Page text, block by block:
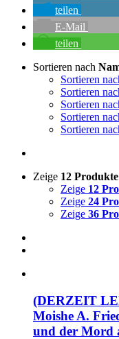
teilen
E-Mail
teilen
Sortieren nach
Sortieren
Sortieren
Sortieren
Sortieren
Sortieren
Zeige 12 Produkte
Zeige 12
Zeige 24
Zeige 36
(DERZEIT
Moishe A.
und der Mord